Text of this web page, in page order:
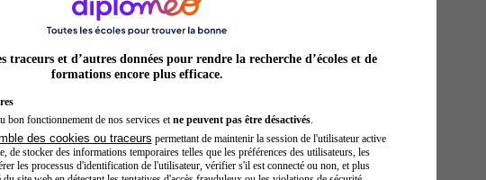
traceurs et d’autres données pour rendre la recherche d’écoles et de
formations encore plus efficace.
bon fonctionnement de nos services et ne peuvent pas être désactivés.
des cookies ou traceurs permettant de maintenir la session de l'utilisateur active
de stocker des informations temporaires telles que les préférences des utilisateurs, les
les processus d'identification de l'utilisateur, vérifier s'il est connecté ou non, et plus